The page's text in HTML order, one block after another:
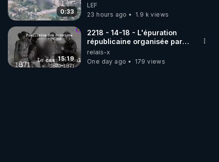
0:33
centres de contrôle de
drones de 3 brigades
ukrainienne
LEF
23 hours ago
1.9 k views
15:19
2218 - 14-18 - L'épuration
républicaine organisée par
les frères de la truelle
relais-x
One day ago
179 views